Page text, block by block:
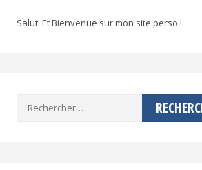
Salut! Et Bienvenue sur mon site perso !
Rechercher :